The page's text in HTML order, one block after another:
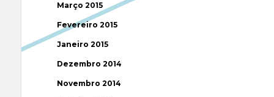
Março 2015
Fevereiro 2015
Janeiro 2015
Dezembro 2014
Novembro 2014